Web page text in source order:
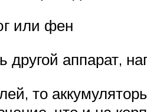
или фен
другой аппарат,
то